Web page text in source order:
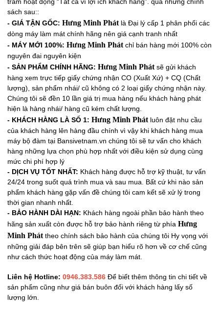
sách sau::
- GIÁ TẬN GỐC: Hưng Minh Phát là Đại lý cấp 1 phân phối các
dòng máy làm mát chính hãng nên giá cạnh tranh nhất
- MÁY MỚI 100%: Hưng Minh Phát chỉ bán hàng mới 100% còn
nguyên đai nguyên kiện
- SẢN PHẨM CHÍNH HÃNG: Hưng Minh Phát sẽ gửi khách
hàng xem trực tiếp giấy chứng nhận CO (Xuất Xứ) + CQ (Chất
lượng), sản phẩm nhái/ cũ không có 2 loại giấy chứng nhận này.
Chúng tôi sẽ đền 10 lần giá trị mua hàng nếu khách hàng phát
hiện là hàng nhái/ hàng cũ kém chất lượng.
- KHÁCH HÀNG LÀ SỐ 1: Hưng Minh Phát luôn đặt nhu cầu
của khách hàng lên hàng đầu chính vì vậy khi khách hàng mua
máy bộ đàm tại Bansivetnam.vn chúng tôi sẽ tư vấn cho khách
hàng những lựa chọn phù hợp nhất với điều kiện sử dụng cùng
mức chi phí hợp lý
- DỊCH VỤ TỐT NHẤT: Khách hàng được hỗ trợ kỹ thuật, tư vấn
24/24 trong suốt quá trình mua và sau mua. Bất cứ khi nào sản
phẩm khách hàng gặp vấn đề chúng tôi cam kết sẽ xử lý trong
thời gian nhanh nhất.
- BẢO HÀNH DÀI HẠN: Khách hàng ngoài phần bảo hành theo
hãng sản xuất còn được hỗ trợ bảo hành riêng từ phía Hưng
Minh Phát theo chính sách bảo hành của chúng tôi Hy vọng với
những giải đáp bên trên sẽ giúp bạn hiểu rõ hơn về cơ chế cũng
như cách thức hoạt động của máy làm mát.
Liên hệ Hotline: 0946.383.586 Để biết thêm thông tin chi tiết về
sản phẩm cũng như giá bán buôn đối với khách hàng lấy số
lượng lớn.